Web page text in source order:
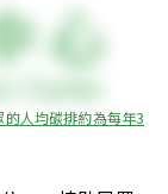
人均碳排約為每年3